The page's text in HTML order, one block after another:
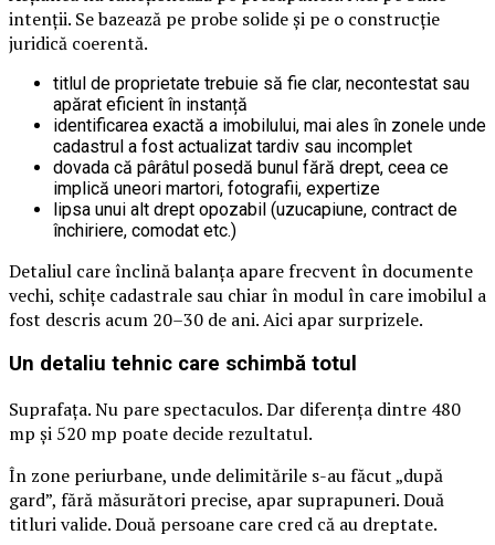
intenții. Se bazează pe probe solide și pe o construcție
juridică coerentă.
titlul de proprietate trebuie să fie clar, necontestat sau
apărat eficient în instanță
identificarea exactă a imobilului, mai ales în zonele unde
cadastrul a fost actualizat tardiv sau incomplet
dovada că pârâtul posedă bunul fără drept, ceea ce
implică uneori martori, fotografii, expertize
lipsa unui alt drept opozabil (uzucapiune, contract de
închiriere, comodat etc.)
Detaliul care înclină balanța apare frecvent în documente
vechi, schițe cadastrale sau chiar în modul în care imobilul a
fost descris acum 20–30 de ani. Aici apar surprizele.
Un detaliu tehnic care schimbă totul
Suprafața. Nu pare spectaculos. Dar diferența dintre 480
mp și 520 mp poate decide rezultatul.
În zone periurbane, unde delimitările s-au făcut „după
gard”, fără măsurători precise, apar suprapuneri. Două
titluri valide. Două persoane care cred că au dreptate.